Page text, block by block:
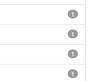
1
1
1
1